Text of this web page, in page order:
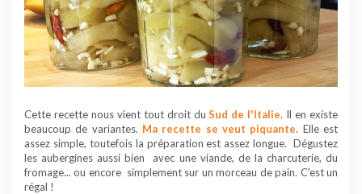
Cette recette nous vient tout droit duSud de l'Italie. Il en existe
beaucoup de variantes. Ma recette se veut piquante. Elle est
assez simple, toutefois la préparation est assez longue. Dégustez
les aubergines aussi bien avec une viande, de la charcuterie, du
fromage... ou encore simplement sur un morceau de pain. C'est un
régal !